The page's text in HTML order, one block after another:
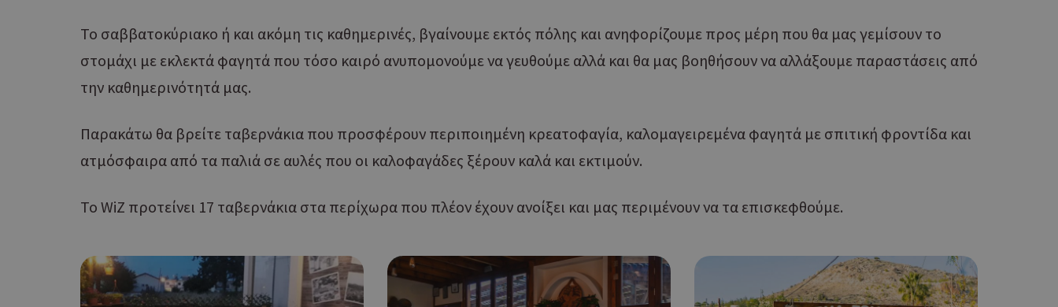
Το σαββατοκύριακο ή και ακόμη τις καθημερινές, βγαίνουμε εκτός πόλης και ανηφορίζουμε προς μέρη που θα μας γεμίσουν το
στομάχι με εκλεκτά φαγητά που τόσο καιρό ανυπομονούμε να γευθούμε αλλά και θα μας βοηθήσουν να αλλάξουμε παραστάσεις από
την καθημερινότητά μας.
Παρακάτω θα βρείτε ταβερνάκια που προσφέρουν περιποιημένη κρεατοφαγία, καλομαγειρεμένα φαγητά με σπιτική φροντίδα και
ατμόσφαιρα από τα παλιά σε αυλές που οι καλοφαγάδες ξέρουν καλά και εκτιμούν.
Το WiZ προτείνει 17 ταβερνάκια στα περίχωρα που πλέον έχουν ανοίξει και μας περιμένουν να τα επισκεφθούμε.